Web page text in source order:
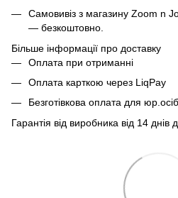
Самовивіз з магазину Zoom n
— безкоштовно.
Більше інформації про доставку
Оплата при отриманні
Оплата карткою через LiqPay
Безготівкова оплата для юр.осіб
Гарантія від виробника від 14 днів